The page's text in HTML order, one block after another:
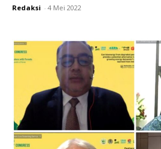
Redaksi - 4 Mei 2022